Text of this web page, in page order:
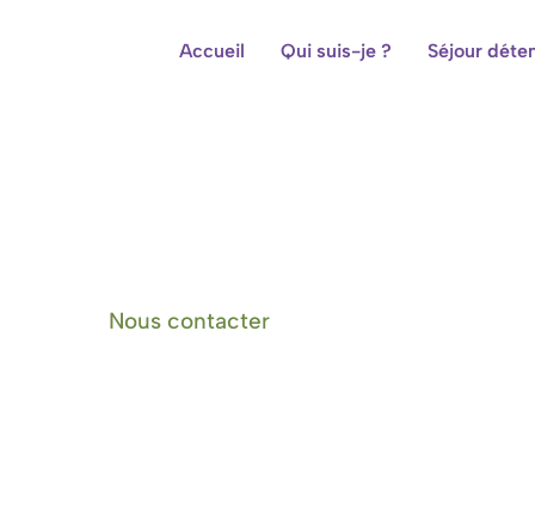
Accueil Qui suis-je ? Séjour
Nous contacter